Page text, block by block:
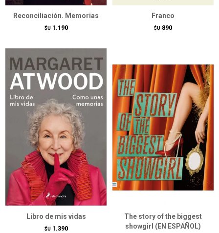
Reconciliación. Memorias
$U 1.190
Franco
$U 890
Libro de mis vidas
$U 1.390
The story of the biggest
showgirl (EN ESPAÑOL)